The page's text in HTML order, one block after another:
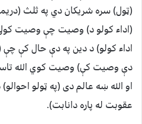
(ټول) سره شريکان دي په ثلث
(اداء کولو د) وصيت چې وصيت
اداء کولو) د دين په دې حال کې
دې وصيت کې) وصيت کوي الله
او الله ښه عالم دى (په ټولو
عقوبت له پاره دانابت).